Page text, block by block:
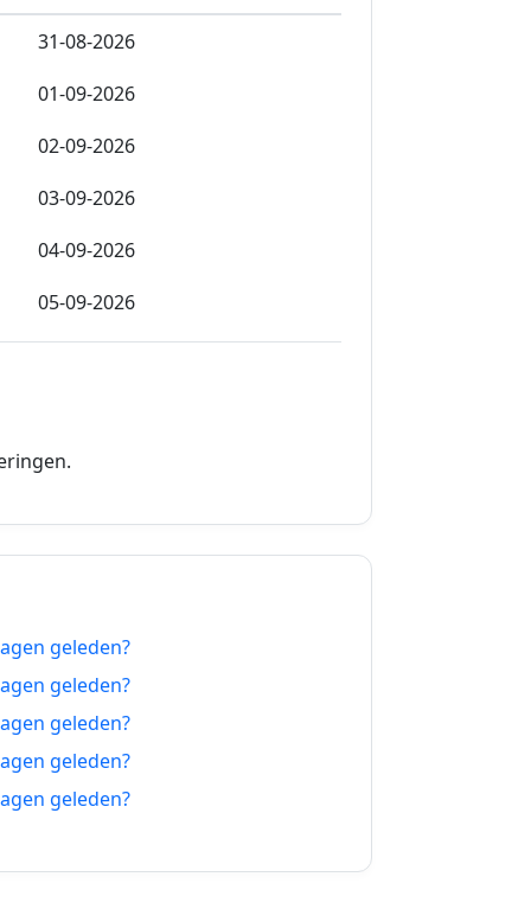
31-08-2026
01-09-2026
02-09-2026
03-09-2026
04-09-2026
05-09-2026
08-09-2026
10-09-2026
12-09-2026
13-09-2026
14-09-2026
16-09-2026
geleden?
geleden?
geleden?
geleden?
geleden?